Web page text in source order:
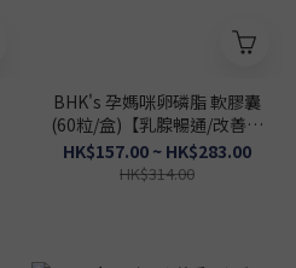
BHK's 孕媽咪卵磷脂 軟膠囊
(60粒/盒)【乳腺暢通/改善塞
奶】
HK$157.00 ~ HK$283.00
HK$314.00